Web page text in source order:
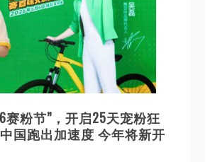
赛粉节”，开启25天宠粉狂
国跑出加速度 今年将新开